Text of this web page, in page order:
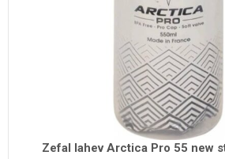
Zefal lahev Arctica Pro 55 new